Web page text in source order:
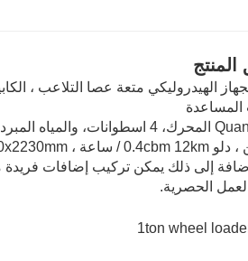
المنتج
المساعدة
الحصرية.